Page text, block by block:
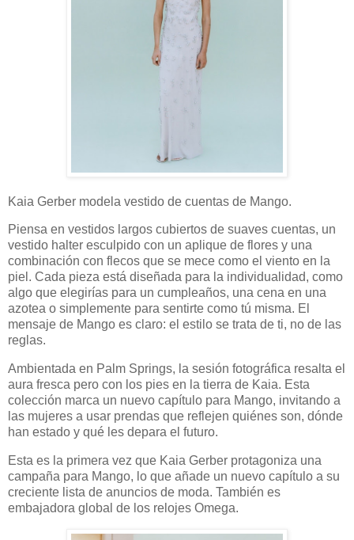
Kaia Gerber modela vestido de cuentas de Mango.
Piensa en vestidos largos cubiertos de suaves cuentas, un
vestido halter esculpido con un aplique de flores y una
combinación con flecos que se mece como el viento en la
piel. Cada pieza está diseñada para la individualidad, como
algo que elegirías para un cumpleaños, una cena en una
azotea o simplemente para sentirte como tú misma. El
mensaje de Mango es claro: el estilo se trata de ti, no de las
reglas.
Ambientada en Palm Springs, la sesión fotográfica resalta el
aura fresca pero con los pies en la tierra de Kaia. Esta
colección marca un nuevo capítulo para Mango, invitando a
las mujeres a usar prendas que reflejen quiénes son, dónde
han estado y qué les depara el futuro.
Esta es la primera vez que Kaia Gerber protagoniza una
campaña para Mango, lo que añade un nuevo capítulo a su
creciente lista de anuncios de moda. También es
embajadora global de los relojes Omega.